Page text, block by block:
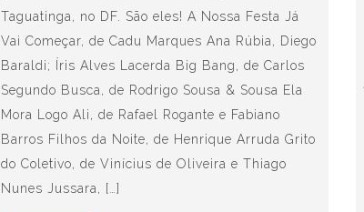
Taguatinga, no DF. São eles! A Nossa Festa Já
Vai Começar, de Cadu Marques Ana Rúbia, Diego
Baraldi; Íris Alves Lacerda Big Bang, de Carlos
Segundo Busca, de Rodrigo Sousa & Sousa Ela
Mora Logo Ali, de Rafael Rogante e Fabiano
Barros Filhos da Noite, de Henrique Arruda Grito
do Coletivo, de Vinícius de Oliveira e Thiago
Nunes Jussara, […]